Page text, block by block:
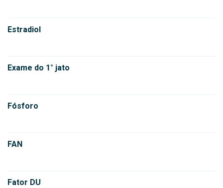
Estradiol
Exame do 1° jato
Fósforo
FAN
Fator DU